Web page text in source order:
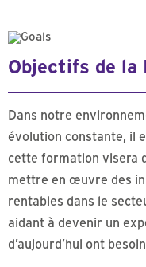
Objectifs de la
Dans notre
évolution constante, il
cette formation visera
mettre en œuvre des
rentables dans le
aidant à devenir un
d’aujourd’hui ont